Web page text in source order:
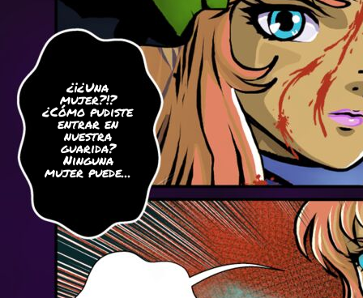
¿¡¿Una
mujer?!?
¿Cómo pudiste
entrar en
nuestra
guarida?
Ninguna
mujer puede...